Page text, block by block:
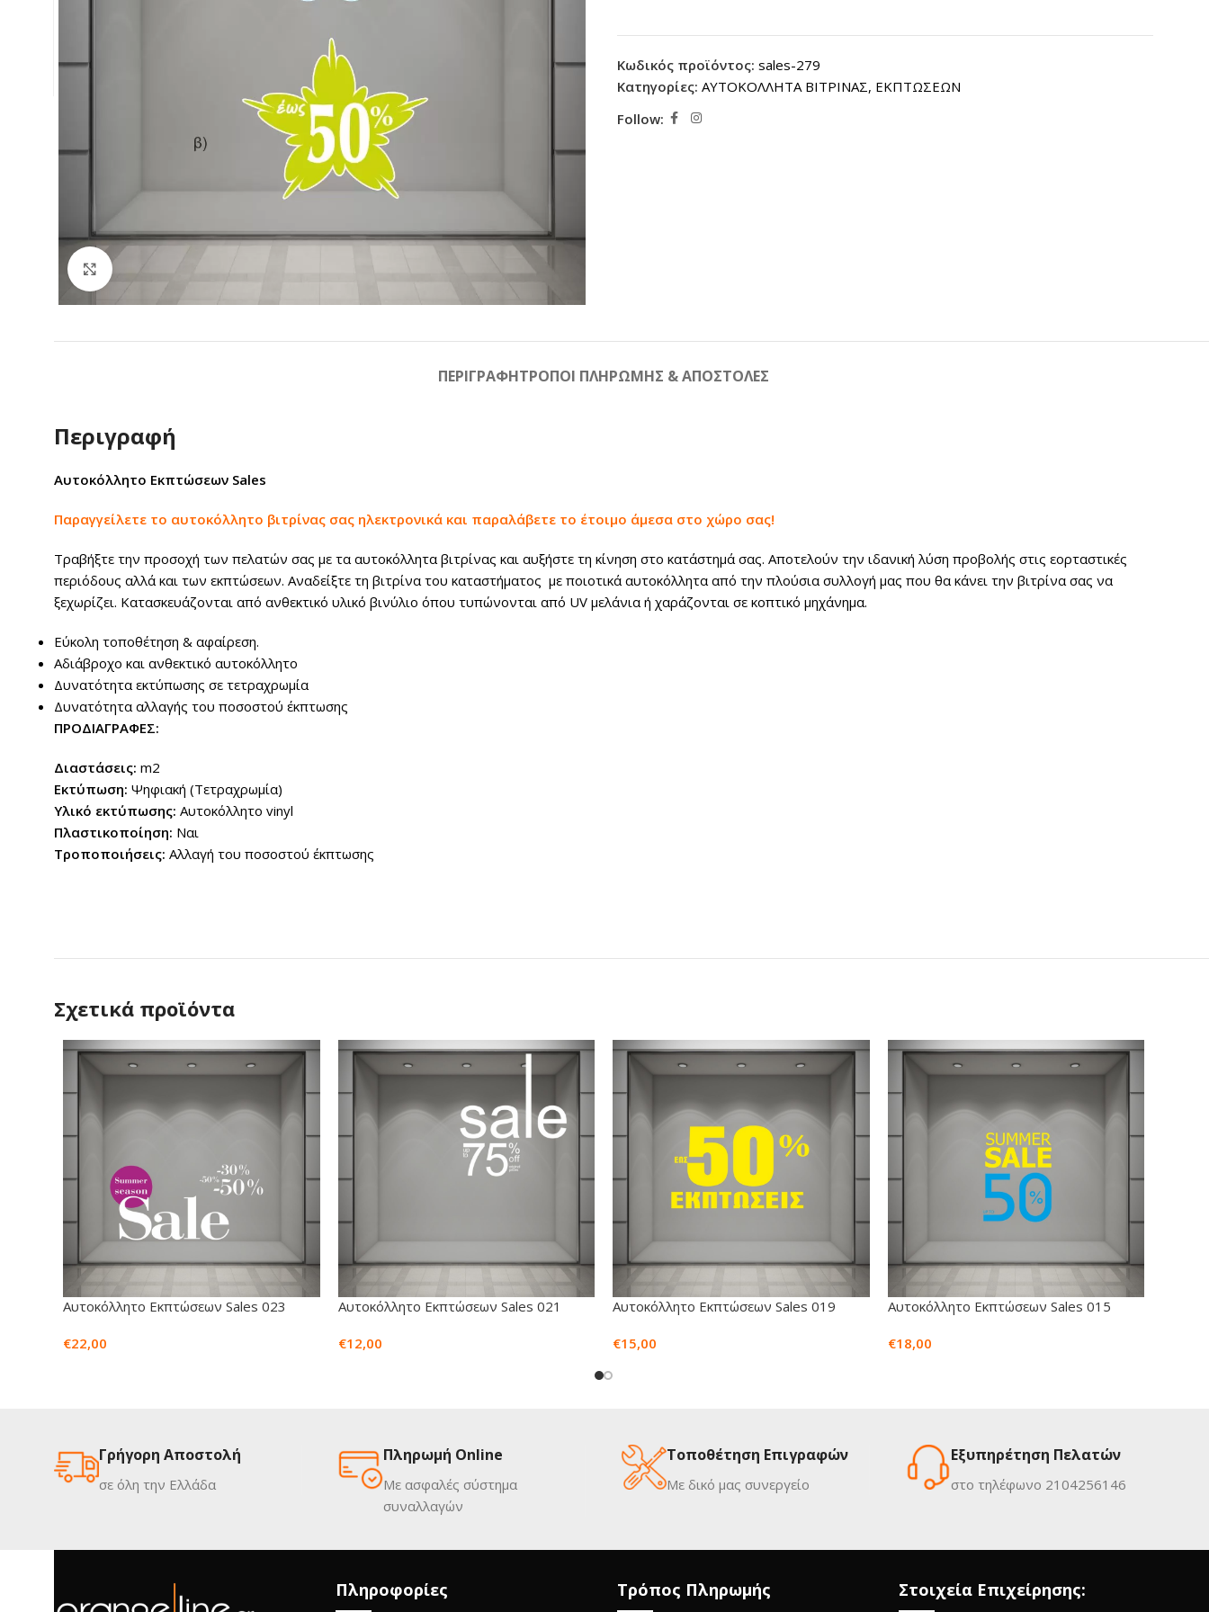
Κωδικός προϊόντος: sales-279
Κατηγορίες: ΑΥΤΟΚΟΛΛΗΤΑ ΒΙΤΡΙΝΑΣ, ΕΚΠΤΩΣΕΩΝ
Follow:
ΠΕΡΙΓΡΑΦΉΤΡΟΠΟΙ ΠΛΗΡΩΜΗΣ & ΑΠΟΣΤΟΛΕΣ
Περιγραφή
Αυτοκόλλητο Εκπτώσεων Sales
Παραγγείλετε το αυτοκόλλητο βιτρίνας σας ηλεκτρονικά και παραλάβετε το έτοιμο άμεσα στο χώρο σας!
Τραβήξτε την προσοχή των πελατών σας με τα αυτοκόλλητα βιτρίνας και αυξήστε τη κίνηση στο κατάστημά σας. Αποτελούν την ιδανική λύση προβολής στις εορταστικές
περιόδους αλλά και των εκπτώσεων. Αναδείξτε τη βιτρίνα του καταστήματος με ποιοτικά αυτοκόλλητα από την πλούσια συλλογή μας που θα κάνει την βιτρίνα σας να
ξεχωρίζει. Κατασκευάζονται από ανθεκτικό υλικό βινύλιο όπου τυπώνονται από UV μελάνια ή χαράζονται σε κοπτικό μηχάνημα.
Εύκολη τοποθέτηση & αφαίρεση.
Αδιάβροχο και ανθεκτικό αυτοκόλλητο
Δυνατότητα εκτύπωσης σε τετραχρωμία
Δυνατότητα αλλαγής του ποσοστού έκπτωσης
ΠΡΟΔΙΑΓΡΑΦΕΣ:
Διαστάσεις: m2
Εκτύπωση: Ψηφιακή (Τετραχρωμία)
Υλικό εκτύπωσης: Αυτοκόλλητο vinyl
Πλαστικοποίηση: Ναι
Τροποποιήσεις: Αλλαγή του ποσοστού έκπτωσης
Σχετικά προϊόντα
Αυτοκόλλητο Εκπτώσεων Sales 023
€22,00
Αυτοκόλλητο Εκπτώσεων Sales 021
€12,00
Αυτοκόλλητο Εκπτώσεων Sales 019
€15,00
Αυτοκόλλητο Εκπτώσεων Sales 015
€18,00
Γρήγορη Αποστολή
σε όλη την Ελλάδα
Πληρωμή Online
Με ασφαλές σύστημα
συναλλαγών
Τοποθέτηση Επιγραφών
Με δικό μας συνεργείο
Εξυπηρέτηση Πελατών
στο τηλέφωνο 2104256146
Πληροφορίες Τρόπος Πληρωμής Στοιχεία Επιχείρησης: